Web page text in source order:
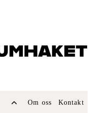
Toggle
Om oss Kontakt